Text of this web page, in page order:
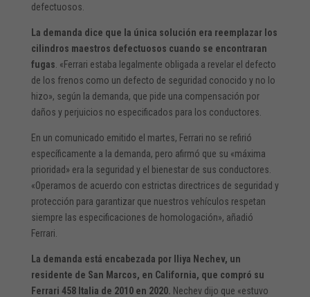
defectuosos.
La demanda dice que la única solución era reemplazar los
cilindros maestros defectuosos cuando se encontraran
fugas . «Ferrari estaba legalmente obligada a revelar el defecto
de los frenos como un defecto de seguridad conocido y no lo
hizo», según la demanda, que pide una compensación por
daños y perjuicios no especificados para los conductores.
En un comunicado emitido el martes, Ferrari no se refirió
específicamente a la demanda, pero afirmó que su «máxima
prioridad» era la seguridad y el bienestar de sus conductores.
«Operamos de acuerdo con estrictas directrices de seguridad y
protección para garantizar que nuestros vehículos respetan
siempre las especificaciones de homologación», añadió
Ferrari.
La demanda está encabezada por Iliya Nechev, un
residente de San Marcos, en California, que compró su
Ferrari 458 Italia de 2010 en 2020. Nechev dijo que «estuvo